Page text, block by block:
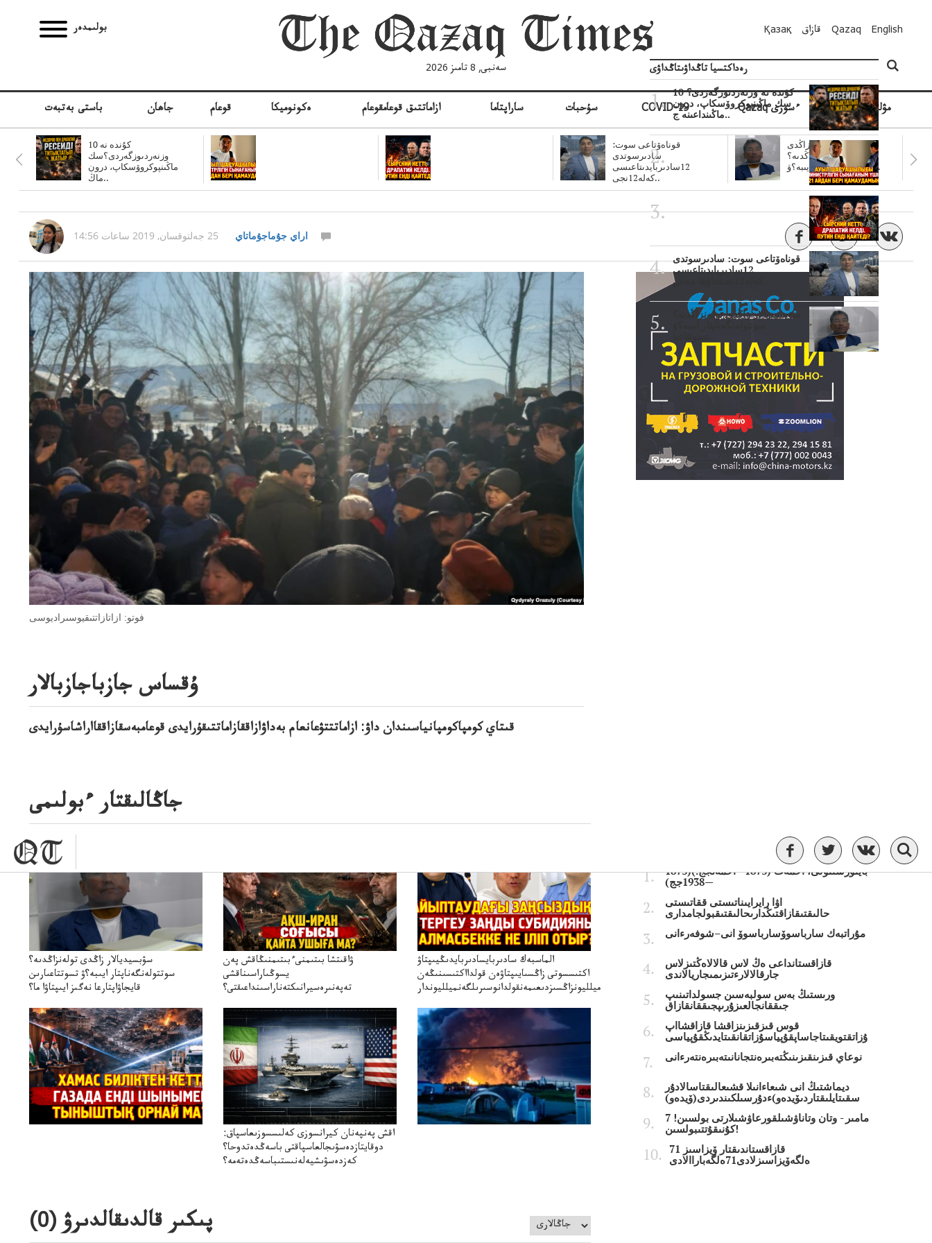
بولىمدەر
سەنبى, 8 تامىز 2026
Қазақ قازاق Qazaq English
باستى بەتبەت جاھان قوعام ەكونوميكا ازاماتتىق قوعامقوعام ساراپتاما سۇحبات COVID-19 Qazaq ءسوزى مۋلتيمەديا
10 كۇندە نە
وزنەردىوزگەردى؟سك
ماڭىنپوكروۆسكاپ، درون
ماڭ..
قوناەۆتاعى سوت:
سادىرسوتدى
12سادىربايدىتاعىسى
كەلە12نجى..
سۋبسيديالار زاڭدى
تولەنزاڭدىە؟
سوتتولەنگەناپتار ايىبە؟ۋ..
اراي جۇماجۇماتاي 25 جەلتوقسان, 2019 ساعات 14:56
فوتو: ازاتازاتتىقيوسىراديوسى
ۇقساس جازباجازبالار
قىتاي كومپاكومپانياسىندان داۋ: ازاماتتتۋعانعام بەداۋازاققازاماتتىقۇرايدى قوعامبەسقازاققااراشاسۇرايدى
رەداكتسيا تاڭداۋىتاڭداۋى
10 كۇندە نە وزنەردىوزگەردى؟
سك ماڭىنپوكروۆسكاپ، درون
ماڭىنداعىنە ج..
قوناەۆتاعى سوت: سادىرسوتدى
12سادىربايدىتاعىسى
سۋبسيديالار زاڭدى تولەنزاڭدىە؟
جاڭالىقتار ءبولىمى
سۋبسيديالار زاڭدى تولەنزاڭدىە؟
سوتتولەنگەناپتار ايىبە؟ۋ تسوتتاعىارىن
قايجاۋاپتارعا نەگىز ايىپتاۋا ما؟
ۋاقىتشا بىتىمنىءبىتىمنىڭاقش پەن
يسوڭىاراسىناقشى
تەپەنىرەسيرانىكتەناراسىنداعىقتى؟
الماسبەك سادىربايسادىربايدىڭيىپتاۋ
اكتىسسوتى زاڭسىايىپتاۋەن قولدااكتىسىنىڭەن
ميلليونزاڭسىزدىعىمەنقولدانوسىرىلگەنميلليوندار
اقش پەنپەنان كيرانسوزى كەلىسسوزىعاسپاق:
دوقايتازدەسۋىجالعاسپاقتى باسەڭدەتدوحا؟
كەزدەسۋىشيەلەنىستىباسەڭدەتەمە؟
پىكىر قالدىقالدىرۋ (0
)
كوپ تالتالقىلانعاندار
بايتۇرسىنۇلى، احمەت (1873—احمەتجج.)(1873
—1938جج)
اۋا رايرايىناتىستى ققاتىستى
حالىقتىقازاقتىڭدارىحالىقتىقبولجامدارى
مۇراتبەك سارباسوۆسارباسوۆ انى–شوفەرءانى
قازاقستانداعى ەڭ لاس قالالاەڭتىزلاس
جارقالالارءتىزىمىجاريالاندى
ورىستىڭ بەس سولبەسىن جسولداتىنىپ
جىققانجالعىزۇرىپجىققانقازاق
قوس قىزقىزىنزاقشا قازاقشااپ
ۇزاتقتويقىتاجاساپقۇپياسۇزاتقانقىتايدىڭقۇپياسى
نوعاي قىزىنقىزىنىڭتەبىرەنتجانانىتەبىرەنتەرءانى
ديماشتىڭ انى شىعاءانىلا قشىعالىقتاسالادۇر
سقىتايلىقتاردىۆيدەو)ءدۇرسىلكىندىردى(ۆيدەو)
7 مامىر - وتان وتاناۋشىلقورعاۋشىلارتى بولسىن!
كۇنىقۇتتىبولسىن!
قازاقستاندىقتار ۆيزاسىز 71
ەلگەۆيزاسىزلادى71ەلگەباراالادى